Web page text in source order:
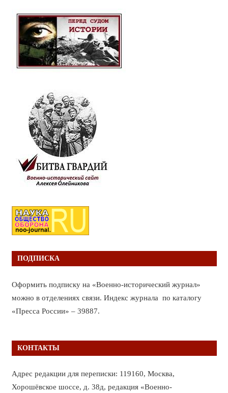
ПОДПИСКА
Оформить подписку на «Военно-исторический журнал»
можно в отделениях связи. Индекс журнала по каталогу
«Пресса России» – 39887.
КОНТАКТЫ
Адрес редакции для переписки: 119160, Москва,
Хорошёвское шоссе, д. 38д, редакция «Военно-